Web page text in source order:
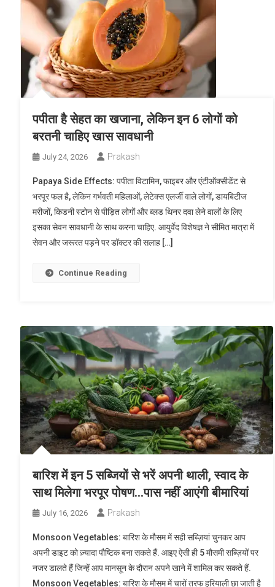
पपीता है सेहत का खजाना, लेकिन इन 6 लोगों को
बरतनी चाहिए खास सावधानी
July 24, 2026 Prakash
Papaya Side Effects: पपीता विटामिन, फाइबर और एंटीऑक्सीडेंट से
भरपूर फल है, लेकिन गर्भवती महिलाओं, लेटेक्स एलर्जी वाले लोगों, डायबिटीज
मरीजों, किडनी स्टोन से पीड़ित लोगों और ब्लड थिनर दवा लेने वालों के लिए
इसका सेवन सावधानी के साथ करना चाहिए. आयुर्वेद विशेषज्ञ ने सीमित मात्रा में
सेवन और जरूरत पड़ने पर डॉक्टर की सलाह […]
Continue Reading
बारिश में इन 5 सब्जियों से भरें अपनी थाली, स्वाद के
साथ मिलेगा भरपूर पोषण…पास नहीं आएंगी बीमारियां
July 16, 2026 Prakash
Monsoon Vegetables: बारिश के मौसम में सही सब्ज़ियां चुनकर आप
अपनी डाइट को ज़्यादा पौष्टिक बना सकते हैं. आइए ऐसी ही 5 मौसमी सब्ज़ियों पर
नजर डालते हैं जिन्हें आप मानसून के दौरान अपने खाने में शामिल कर सकते हैं.
Monsoon Vegetables: बारिश के मौसम में चारों तरफ हरियाली छा जाती है